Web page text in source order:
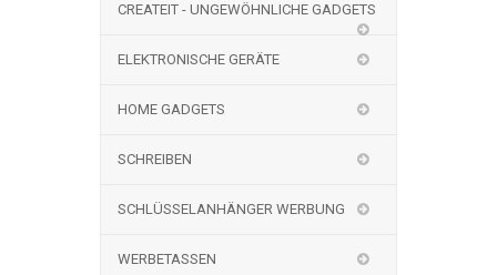
CREATEIT - UNGEWÖHNLICHE GADGETS
ELEKTRONISCHE GERÄTE
HOME GADGETS
SCHREIBEN
SCHLÜSSELANHÄNGER WERBUNG
WERBETASSEN